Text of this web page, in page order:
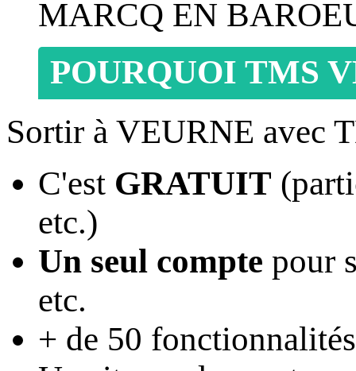
MARCQ EN
POURQUOI TMS
Sortir à VEURNE avec
C'est GRATUIT
etc.)
Un seul compte pour
etc.
+ de 50